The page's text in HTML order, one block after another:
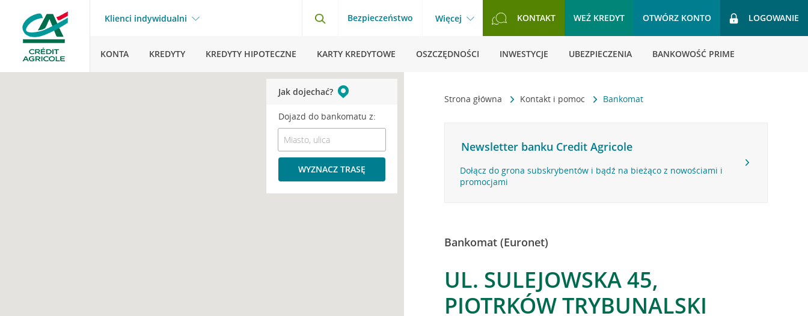
Klienci indywidualni Bezpieczeństwo Więcej KONTAKT WEŹ KREDYT OTWÓRZ KONTO LOGOWANIE
KONTA KREDYTY KREDYTY HIPOTECZNE KARTY KREDYTOWE OSZCZĘDNOŚCI INWESTYCJE UBEZPIECZENIA BANKOWOŚĆ PRIME
Strona główna Kontakt i pomoc Bankomat
Newsletter banku Credit Agricole
Dołącz do grona subskrybentów i bądź na bieżąco z nowościami i
promocjami
Bankomat (Euronet)
UL. SULEJOWSKA 45,
PIOTRKÓW TRYBUNALSKI
Jak dojechać?
Dojazd do bankomatu z:
WYZNACZ TRASĘ